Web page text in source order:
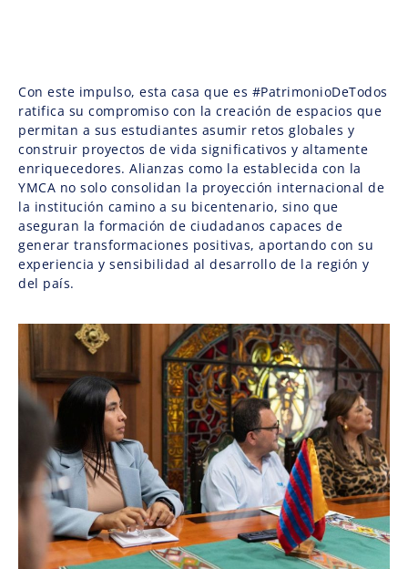
Con este impulso, esta casa que es #PatrimonioDeTodos
ratifica su compromiso con la creación de espacios que
permitan a sus estudiantes asumir retos globales y
construir proyectos de vida significativos y altamente
enriquecedores. Alianzas como la establecida con la
YMCA no solo consolidan la proyección internacional de
la institución camino a su bicentenario, sino que
aseguran la formación de ciudadanos capaces de
generar transformaciones positivas, aportando con su
experiencia y sensibilidad al desarrollo de la región y
del país.